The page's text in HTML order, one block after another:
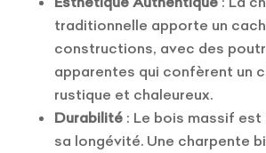
traditionnelle apporte un
constructions, avec des
apparentes qui confèrent un
rustique et chaleureux.
Durabilité: Le bois massif est
sa longévité. Une charpente